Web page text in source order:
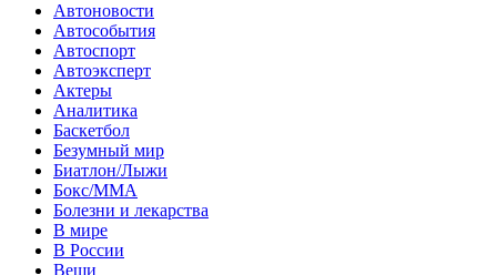
Автоновости
Автособытия
Автоспорт
Автоэксперт
Актеры
Аналитика
Баскетбол
Безумный мир
Биатлон/Лыжи
Бокс/MMA
Болезни и лекарства
В мире
В России
Вещи